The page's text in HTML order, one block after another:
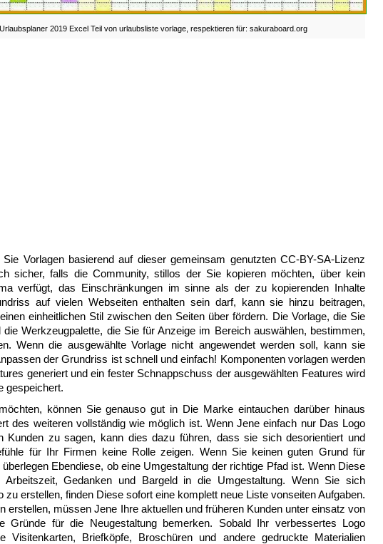
2019 Excel Teil von urlaubsliste vorlage, respektieren für: sakuraboard.org
Vorlagen basierend auf dieser gemeinsam genutzten CC-BY-SA-Lizenz
sicher, falls die Community, stillos der Sie kopieren möchten, über kein
verfügt, das Einschränkungen im sinne als der zu kopierenden Inhalte
auf vielen Webseiten enthalten sein darf, kann sie hinzu beitragen,
einheitlichen Stil zwischen den Seiten über fördern. Die Vorlage, die Sie
Werkzeugpalette, die Sie für Anzeige im Bereich auswählen, bestimmen,
Wenn die ausgewählte Vorlage nicht angewendet werden soll, kann sie
der Grundriss ist schnell und einfach! Komponenten vorlagen werden
generiert und ein fester Schnappschuss der ausgewählten Features wird
gespeichert.
können Sie genauso gut in Die Marke eintauchen darüber hinaus
des weiteren vollständig wie möglich ist. Wenn Jene einfach nur Das Logo
Kunden zu sagen, kann dies dazu führen, dass sie sich desorientiert und
für Ihr Firmen keine Rolle zeigen. Wenn Sie keinen guten Grund für
Ebendiese, ob eine Umgestaltung der richtige Pfad ist. Wenn Diese
Gedanken und Bargeld in die Umgestaltung. Wenn Sie sich
zu erstellen, finden Diese sofort eine komplett neue Liste vonseiten Aufgaben.
erstellen, müssen Jene Ihre aktuellen und früheren Kunden unter einsatz von
Gründe für die Neugestaltung bemerken. Sobald Ihr verbessertes Logo
Visitenkarten, Briefköpfe, Broschüren und andere gedruckte Materialien